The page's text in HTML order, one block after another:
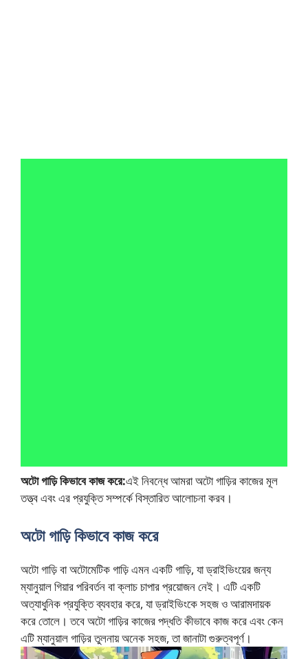
অটো গাড়ি কিভাবে কাজ করে:এই নিবন্ধে আমরা অটো গাড়ির কাজের মূল
তত্ত্ব এবং এর প্রযুক্তি সম্পর্কে বিস্তারিত আলোচনা করব।
অটো গাড়ি কিভাবে কাজ করে
অটো গাড়ি বা অটোমেটিক গাড়ি এমন একটি গাড়ি, যা ড্রাইভিংয়ের জন্য
ম্যানুয়াল গিয়ার পরিবর্তন বা ক্লাচ চাপার প্রয়োজন নেই। এটি একটি
অত্যাধুনিক প্রযুক্তি ব্যবহার করে, যা ড্রাইভিংকে সহজ ও আরামদায়ক
করে তোলে। তবে অটো গাড়ির কাজের পদ্ধতি কীভাবে কাজ করে এবং কেন
এটি ম্যানুয়াল গাড়ির তুলনায় অনেক সহজ, তা জানাটা গুরুত্বপূর্ণ।